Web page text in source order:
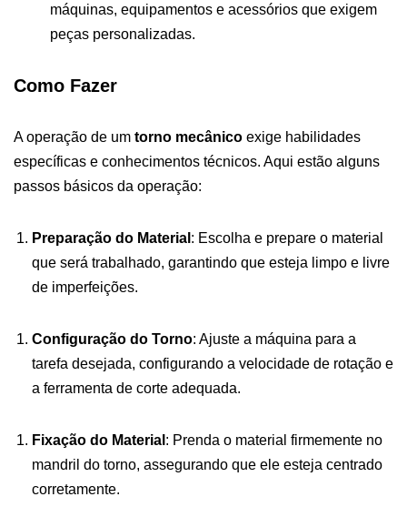
máquinas, equipamentos e acessórios que exigem
peças personalizadas.
Como Fazer
A operação de um torno mecânico exige habilidades
específicas e conhecimentos técnicos. Aqui estão alguns
passos básicos da operação:
Preparação do Material : Escolha e prepare o material
que será trabalhado, garantindo que esteja limpo e livre
de imperfeições.
Configuração do Torno: Ajuste a máquina para a
tarefa desejada, configurando a velocidade de rotação e
a ferramenta de corte adequada.
Fixação do Material : Prenda o material firmemente no
mandril do torno, assegurando que ele esteja centrado
corretamente.